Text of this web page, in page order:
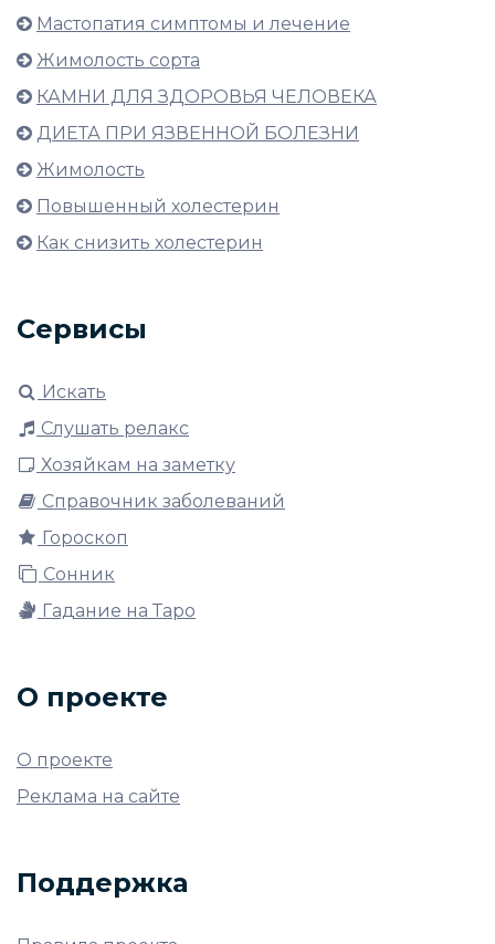
Мастопатия симптомы и лечение
Жимолость сорта
КАМНИ ДЛЯ ЗДОРОВЬЯ ЧЕЛОВЕКА
ДИЕТА ПРИ ЯЗВЕННОЙ БОЛЕЗНИ
Жимолость
Повышенный холестерин
Как снизить холестерин
Сервисы
Искать
Слушать релакс
Хозяйкам на заметку
Справочник заболеваний
Гороскоп
Сонник
Гадание на Таро
О проекте
О проекте
Реклама на сайте
Поддержка